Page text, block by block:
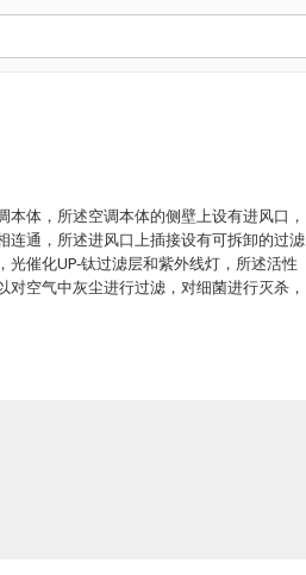
体，所述空调本体的侧壁上设有进风口，
连通，所述进风口上插接设有可拆卸的过滤
催化UP‑钛过滤层和紫外线灯，所述活性
空气中灰尘进行过滤，对细菌进行灭杀，